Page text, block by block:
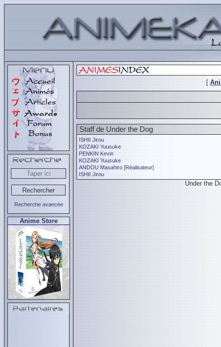
Recherche avancée
Anime Store
[
Staff de Under the Dog
ISHII Jirou
KOZAKI Yuusuke
PENKIN Kevin
KOZAKI Yuusuke
ANDOU Masahiro [Réalisateur]
ISHII Jirou
Under the